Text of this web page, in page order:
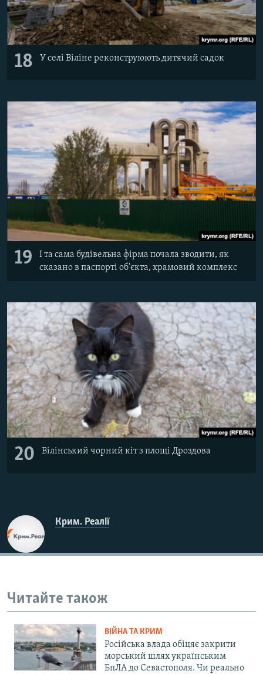
18 У селі Віліне реконструюють дитячий садок
19
І та сама будівельна фірма почала зводити, як
сказано в паспорті об'єкта, храмовий комплекс
20 Вілінський чорний кіт з площі Дроздова
Крим. Реалії
Читайте також
ВІЙНА ТА КРИМ
Російська влада обіцяє закрити
морський шлях українським
БпЛА до Севастополя. Чи реально